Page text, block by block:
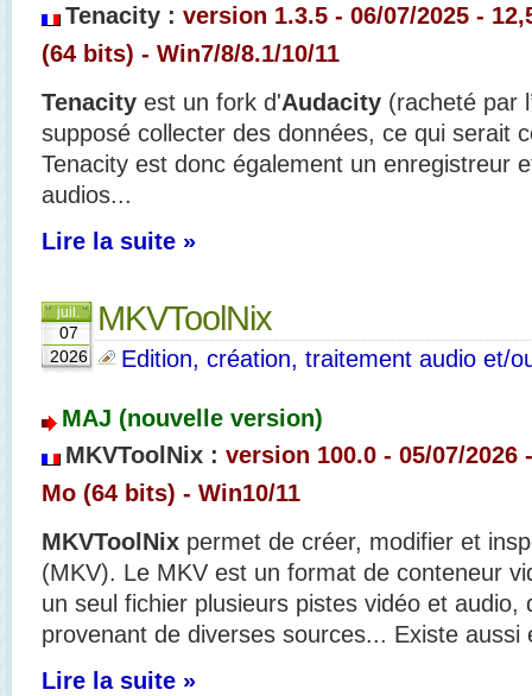
Tenacity : version 1.3.5 - 06/07/2025 -
(64 bits) - Win7/8/8.1/10/11
Tenacity est un fork d'Audacity (racheté par
supposé collecter des données, ce qui serait
Tenacity est donc également un enregistreur
audios...
Lire la suite »
juil.
07
2026
MKVToolNix
Edition, création, traitement audio et/
MAJ (nouvelle version)
MKVToolNix : version 100.0 - 05/07/2026
Mo (64 bits) - Win10/11
MKVToolNix permet de créer, modifier et
(MKV). Le MKV est un format de conteneur
un seul fichier plusieurs pistes vidéo et audio,
provenant de diverses sources... Existe aussi
Lire la suite »